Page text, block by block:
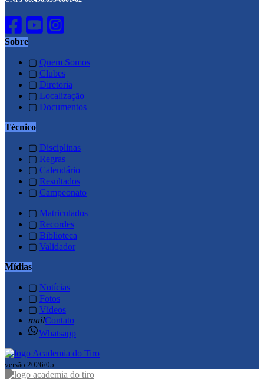
Sobre
▢ Quem Somos
▢ Clubes
▢ Diretoria
▢ Localização
▢ Documentos
Técnico
▢ Disciplinas
▢ Regras
▢ Calendário
▢ Resultados
▢ Campeonato
▢ Matriculados
▢ Recordes
▢ Biblioteca
▢ Validador
Mídias
▢ Notícias
▢ Fotos
▢ Vídeos
mailContato
Whatsapp
versão 2026/05